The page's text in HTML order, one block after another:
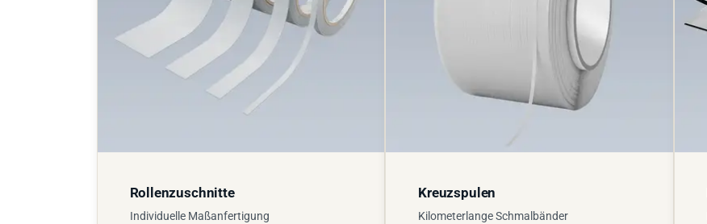
Rollenzuschnitte
Individuelle Maßanfertigung
Kreuzspulen
Kilometerlange Schmalbänder